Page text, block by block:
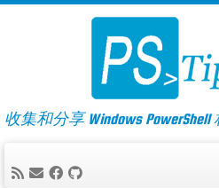
Skip
收集和分享 Windows